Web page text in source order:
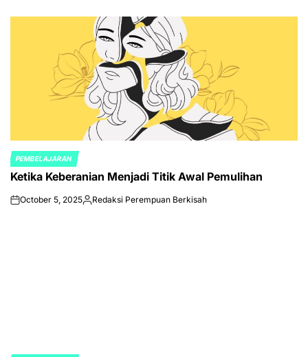
POSTED
IN
PEMBELAJARAN
Ketika Keberanian Menjadi Titik Awal Pemulihan
onOctober 5, 2025Posted
Redaksi Perempuan Berkisah